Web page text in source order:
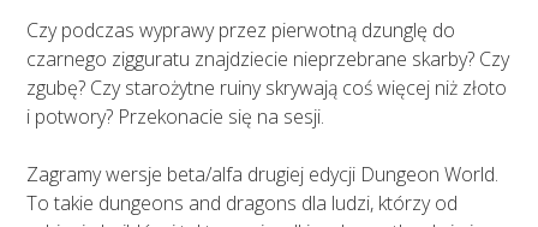
Czy podczas wyprawy przez pierwotną dzunglę do
czarnego zigguratu znajdziecie nieprzebrane skarby? Czy
zgubę? Czy starożytne ruiny skrywają coś więcej niż złoto
i potwory? Przekonacie się na sesji.
Zagramy wersje beta/alfa drugiej edycji Dungeon World.
To takie dungeons and dragons dla ludzi, którzy od